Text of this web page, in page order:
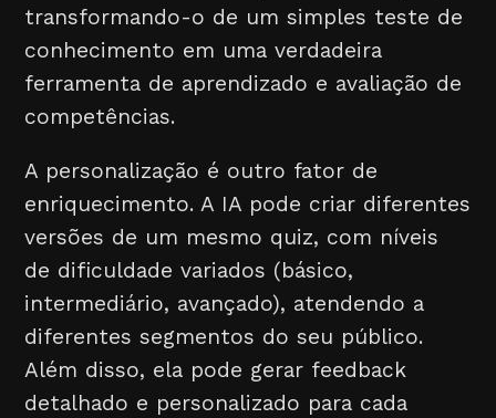
transformando-o de um simples teste de
conhecimento em uma verdadeira
ferramenta de aprendizado e avaliação de
competências.
A personalização é outro fator de
enriquecimento. A IA pode criar diferentes
versões de um mesmo quiz, com níveis
de dificuldade variados (básico,
intermediário, avançado), atendendo a
diferentes segmentos do seu público.
Além disso, ela pode gerar feedback
detalhado e personalizado para cada